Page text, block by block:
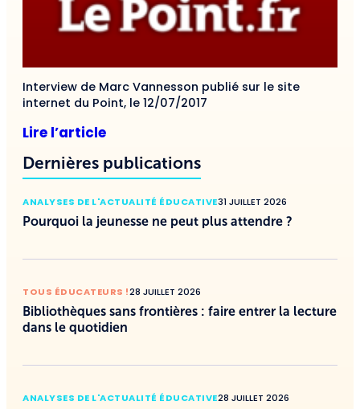
Interview de Marc Vannesson publié sur le site
internet du Point, le 12/07/2017
Lire l’article
Dernières publications
ANALYSES DE L'ACTUALITÉ ÉDUCATIVE31 JUILLET 2026
Pourquoi la jeunesse ne peut plus attendre ?
TOUS ÉDUCATEURS !28 JUILLET 2026
Bibliothèques sans frontières : faire entrer la lecture
dans le quotidien
ANALYSES DE L'ACTUALITÉ ÉDUCATIVE28 JUILLET 2026